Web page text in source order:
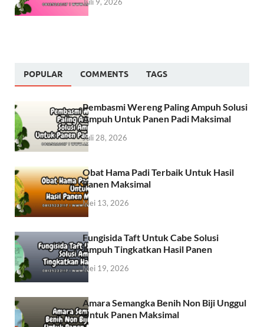
POPULAR COMMENTS TAGS
Pembasmi Wereng Paling Ampuh Solusi
Ampuh Untuk Panen Padi Maksimal
Juli 28, 2026
Obat Hama Padi Terbaik Untuk Hasil
Panen Maksimal
Mei 13, 2026
Fungisida Taft Untuk Cabe Solusi
Ampuh Tingkatkan Hasil Panen
Mei 19, 2026
Amara Semangka Benih Non Biji Unggul
Untuk Panen Maksimal